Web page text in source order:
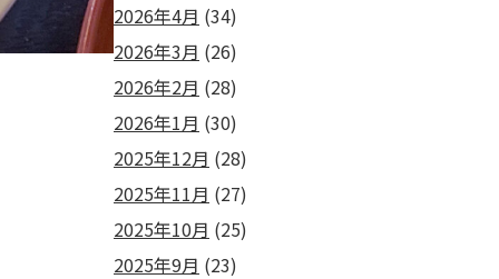
2026年4月 (34)
2026年3月 (26)
2026年2月 (28)
2026年1月 (30)
2025年12月 (28)
2025年11月 (27)
2025年10月 (25)
2025年9月 (23)